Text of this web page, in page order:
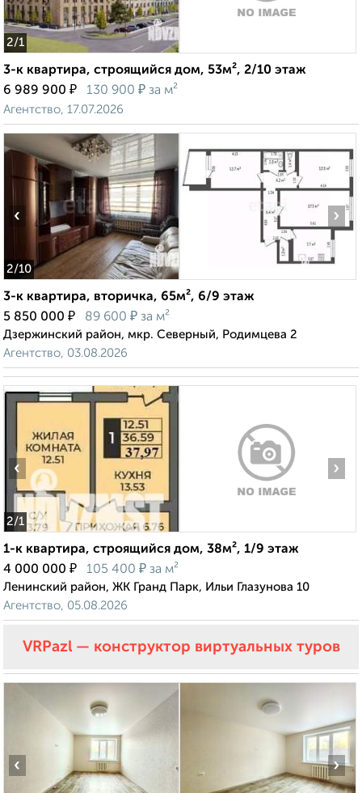
2/1
3-к квартира, строящийся дом, 53м², 2/10 этаж
6 989 900 ₽ 130 900 ₽ за м²
Агентство, 17.07.2026
2/10
‹ ›
3-к квартира, вторичка, 65м², 6/9 этаж
5 850 000 ₽ 89 600 ₽ за м²
Дзержинский район, мкр. Северный, Родимцева 2
Агентство, 03.08.2026
2/1
‹ ›
1-к квартира, строящийся дом, 38м², 1/9 этаж
4 000 000 ₽ 105 400 ₽ за м²
Ленинский район, ЖК Гранд Парк, Ильи Глазунова 10
Агентство, 05.08.2026
VRPazl — конструктор виртуальных туров
‹ ›